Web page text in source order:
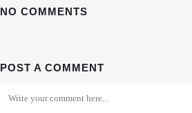
NO COMMENTS
POST A COMMENT